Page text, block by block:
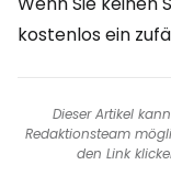
kostenlos ein
Dieser Artikel
Redaktionsteam
den Link